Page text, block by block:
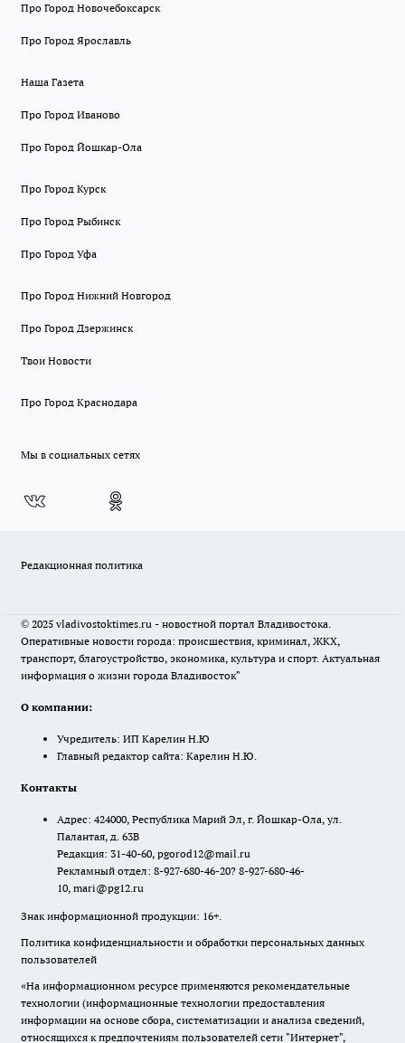
Про Город Новочебоксарск
Про Город Ярославль
Наша Газета
Про Город Иваново
Про Город Йошкар-Ола
Про Город Курск
Про Город Рыбинск
Про Город Уфа
Про Город Нижний Новгород
Про Город Дзержинск
Твои Новости
Про Город Краснодара
Мы в социальных сетях
Редакционная политика
© 2025 vladivostoktimes.ru - новостной портал Владивостока.
Оперативные новости города: происшествия, криминал, ЖКХ,
транспорт, благоустройство, экономика, культура и спорт. Актуальная
информация о жизни города Владивосток"
О компании:
Учредитель: ИП Карелин Н.Ю
Главный редактор сайта: Карелин Н.Ю.
Контакты
Адрес: 424000, Республика Марий Эл, г. Йошкар-Ола, ул.
Палантая, д. 63В
Редакция: 31-40-60, pgorod12@mail.ru
Рекламный отдел: 8-927-680-46-20? 8-927-680-46-
10, mari@pg12.ru
Знак информационной продукции: 16+.
Политика конфиденциальности и обработки персональных данных
пользователей
«На информационном ресурсе применяются рекомендательные
технологии (информационные технологии предоставления
информации на основе сбора, систематизации и анализа сведений,
относящихся к предпочтениям пользователей сети "Интернет",